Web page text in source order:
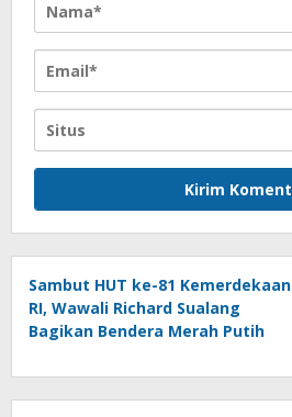
Sambut HUT ke-81 Kemerdekaan
RI, Wawali Richard Sualang
Bagikan Bendera Merah Putih